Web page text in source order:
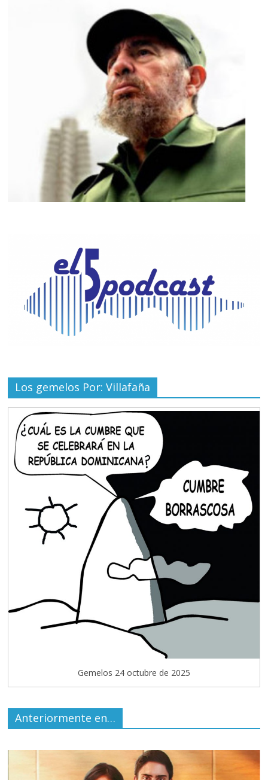
Los gemelos Por: Villafaña
Gemelos 24 octubre de 2025
Anteriormente en…